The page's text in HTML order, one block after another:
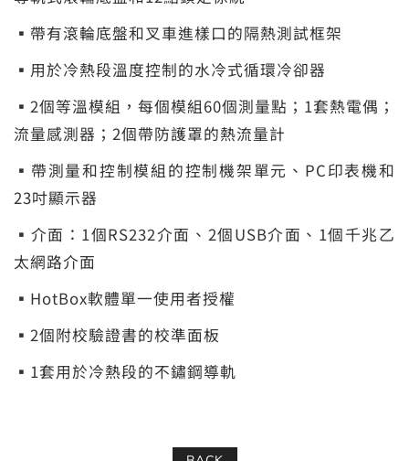
▪帶有滾輪底盤和叉車進樣口的隔熱測試框架
▪用於冷熱段溫度控制的水冷式循環冷卻器
▪2個等溫模組，每個模組60個測量點；1套熱電偶；
流量感測器；2個帶防護罩的熱流量計
▪帶測量和控制模組的控制機架單元、PC印表機和
23吋顯示器
▪介面：1個RS232介面、2個USB介面、1個千兆乙
太網路介面
▪HotBox軟體單一使用者授權
▪2個附校驗證書的校準面板
▪1套用於冷熱段的不鏽鋼導軌